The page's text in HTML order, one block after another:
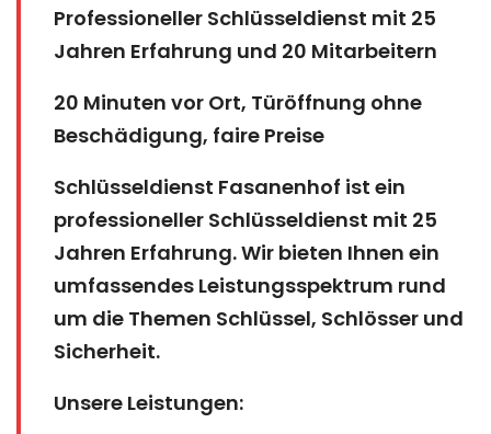
Professioneller Schlüsseldienst mit 25
Jahren Erfahrung und 20 Mitarbeitern
20 Minuten vor Ort, Türöffnung ohne
Beschädigung, faire Preise
Schlüsseldienst Fasanenhof ist ein
professioneller Schlüsseldienst mit 25
Jahren Erfahrung. Wir bieten Ihnen ein
umfassendes Leistungsspektrum rund
um die Themen Schlüssel, Schlösser und
Sicherheit.
Unsere Leistungen: